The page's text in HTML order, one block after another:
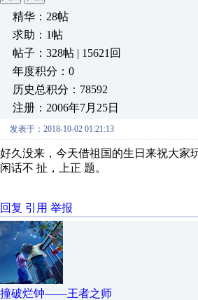
精华：28帖
求助：1帖
帖子：328帖 | 15621回
年度积分：0
历史总积分：78592
注册：2006年7月25日
发表于：2018-10-02 01:21:13
好久没来，今天借祖国的生日来祝大家
闲话不 扯，上正 题。
回复 引用 举报
撞破烂钟——王者之师